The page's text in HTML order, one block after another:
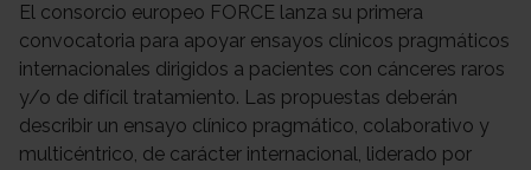
El consorcio europeo FORCE lanza su primera
convocatoria para apoyar ensayos clínicos pragmáticos
internacionales dirigidos a pacientes con cánceres raros
y/o de difícil tratamiento. Las propuestas deberán
describir un ensayo clínico pragmático, colaborativo y
multicéntrico, de carácter internacional, liderado por